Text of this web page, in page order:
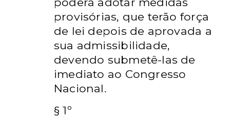
provisórias, que terão força
de lei depois de aprovada a
sua admissibilidade,
devendo submetê-las de
imediato ao Congresso
Nacional.
§ 1º